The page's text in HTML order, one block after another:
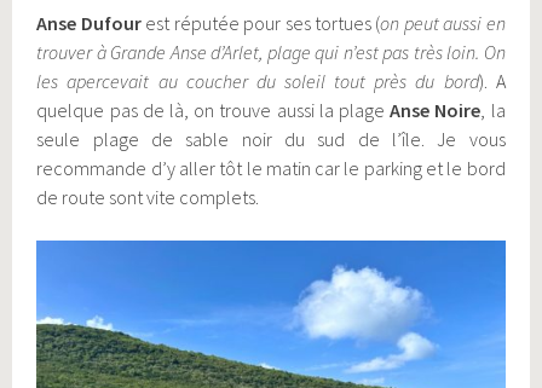
Anse Dufourest réputée pour ses tortues (on peut aussi en
trouver à Grande Anse d’Arlet, plage qui n’est pas très loin. On
les apercevait au coucher du soleil tout près du bord). A
quelque pas de là, on trouve aussi la plageAnse Noire , la
seule plage de sable noir du sud de l’île. Je vous
recommande d’y aller tôt le matin car le parking et le bord
de route sont vite complets.